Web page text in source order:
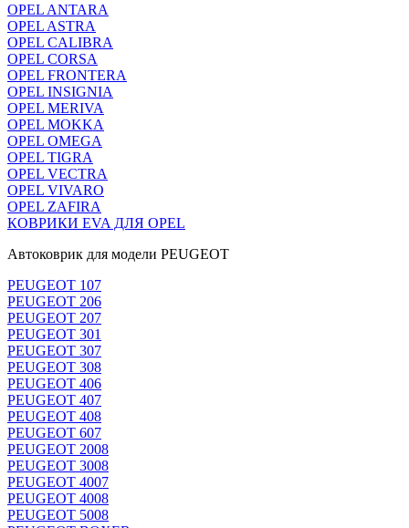
OPEL ANTARA
OPEL ASTRA
OPEL CALIBRA
OPEL CORSA
OPEL FRONTERA
OPEL INSIGNIA
OPEL MERIVA
OPEL MOKKA
OPEL OMEGA
OPEL TIGRA
OPEL VECTRA
OPEL VIVARO
OPEL ZAFIRA
КОВРИКИ EVA ДЛЯ OPEL
Автоковрик для модели PEUGEOT
PEUGEOT 107
PEUGEOT 206
PEUGEOT 207
PEUGEOT 301
PEUGEOT 307
PEUGEOT 308
PEUGEOT 406
PEUGEOT 407
PEUGEOT 408
PEUGEOT 607
PEUGEOT 2008
PEUGEOT 3008
PEUGEOT 4007
PEUGEOT 4008
PEUGEOT 5008